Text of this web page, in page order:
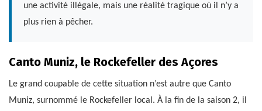
une activité illégale, mais une réalité tragique où il n’y a
plus rien à pêcher.
Canto Muniz, le Rockefeller des Açores
Le grand coupable de cette situation n’est autre que Canto
Muniz, surnommé le Rockefeller local. À la fin de la saison 2, il